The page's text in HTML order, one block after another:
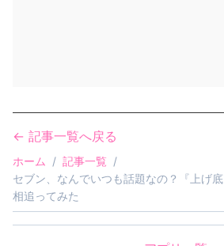
← 記事一覧へ戻る
ホーム / 記事一覧 /
セブン、なんでいつも話題なの？『上げ
相追ってみた